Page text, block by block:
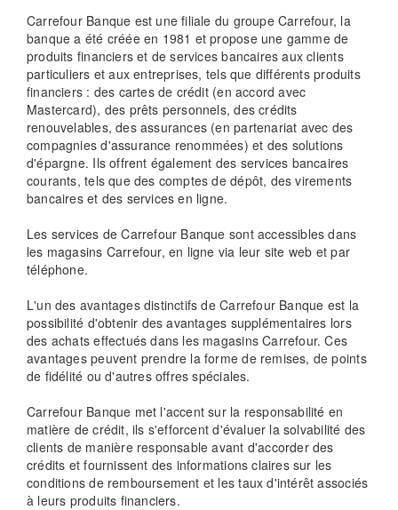
Carrefour Banque est une filiale du groupe Carrefour, la
banque a été créée en 1981 et propose une gamme de
produits financiers et de services bancaires aux clients
particuliers et aux entreprises, tels que différents produits
financiers : des cartes de crédit (en accord avec
Mastercard), des prêts personnels, des crédits
renouvelables, des assurances (en partenariat avec des
compagnies d'assurance renommées) et des solutions
d'épargne. Ils offrent également des services bancaires
courants, tels que des comptes de dépôt, des virements
bancaires et des services en ligne.
Les services de Carrefour Banque sont accessibles dans
les magasins Carrefour, en ligne via leur site web et par
téléphone.
L'un des avantages distinctifs de Carrefour Banque est la
possibilité d'obtenir des avantages supplémentaires lors
des achats effectués dans les magasins Carrefour. Ces
avantages peuvent prendre la forme de remises, de points
de fidélité ou d'autres offres spéciales.
Carrefour Banque met l'accent sur la responsabilité en
matière de crédit, ils s'efforcent d'évaluer la solvabilité des
clients de manière responsable avant d'accorder des
crédits et fournissent des informations claires sur les
conditions de remboursement et les taux d'intérêt associés
à leurs produits financiers.